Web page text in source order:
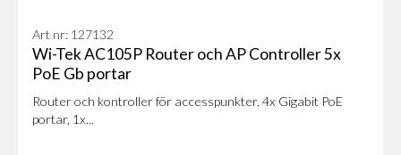
Art nr: 127132
Wi-Tek AC105P Router och AP Controller 5x
PoE Gb portar
Router och kontroller för accesspunkter, 4x Gigabit PoE
portar, 1x...